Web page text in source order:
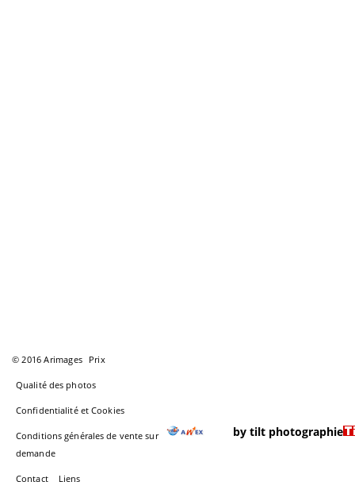
© 2016 Arimages Prix
Qualité des photos
Confidentialité et Cookies
Conditions générales de vente sur
demande
Contact Liens
by tilt photographie